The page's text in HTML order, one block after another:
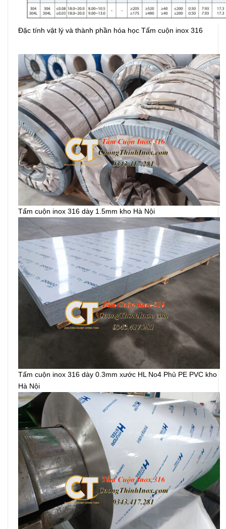
Đặc tính vật lý và thành phần hóa học Tấm cuộn inox 316
Tấm cuộn inox 316 dày 1.5mm kho Hà Nội
Tấm cuộn inox 316 dày 0.3mm xước HL No4 Phủ PE PVC kho
Hà Nội